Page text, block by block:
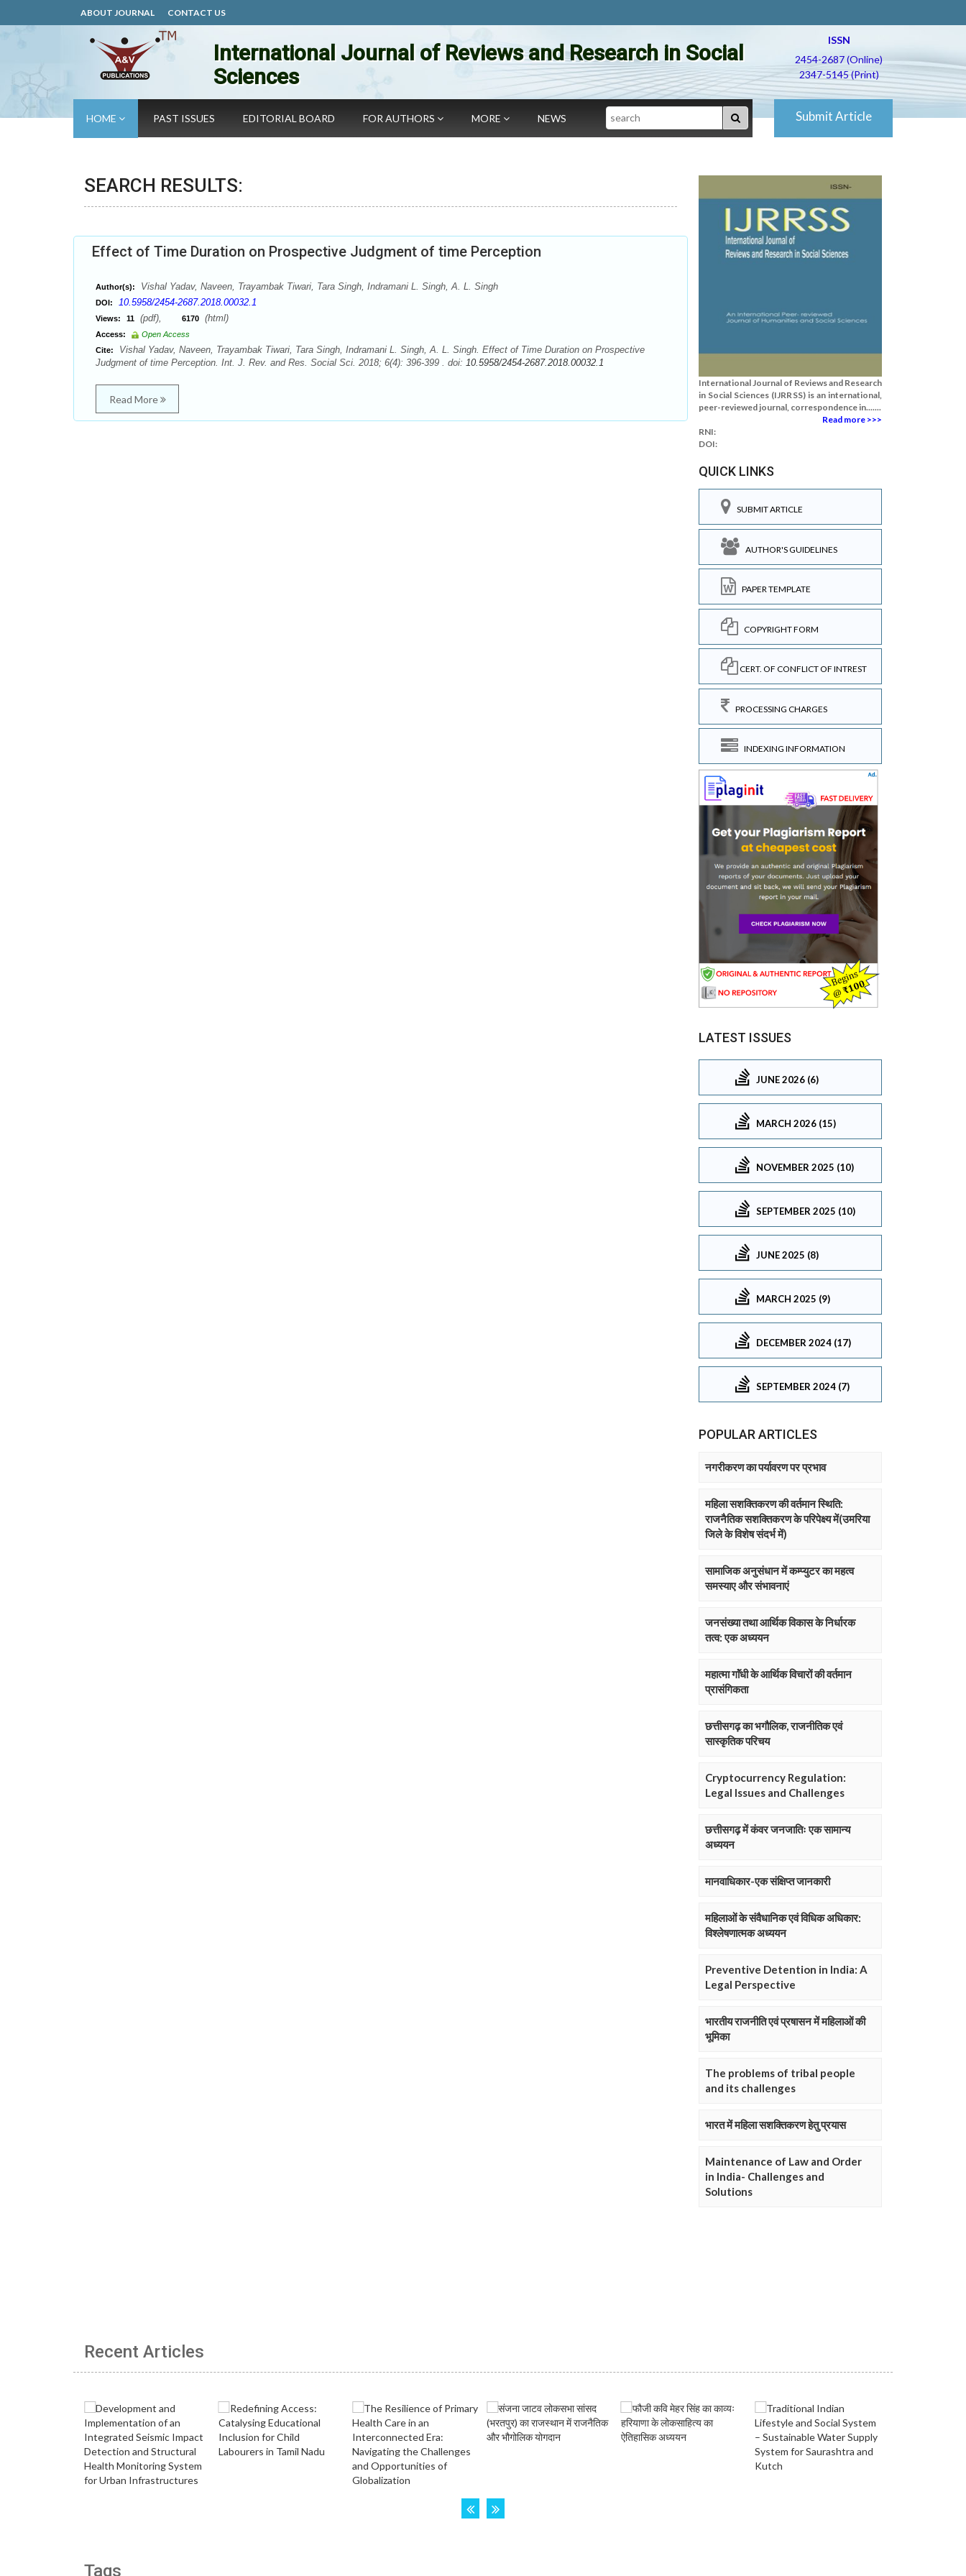
ABOUT JOURNAL CONTACT US
International Journal of Reviews and Research in Social
Sciences
ISSN
2454-2687 (Online)
2347-5145 (Print)
HOME PAST ISSUES EDITORIAL BOARD FOR AUTHORS MORE NEWS Search Submit Article
SEARCH RESULTS:
Effect of Time Duration on Prospective Judgment of time Perception
Author(s): Vishal Yadav, Naveen, Trayambak Tiwari, Tara Singh, Indramani L. Singh, A. L. Singh
DOI: 10.5958/2454-2687.2018.00032.1
Views: 11 (pdf), 6170 (html)
Access:
Open Access
Cite:
Vishal Yadav, Naveen, Trayambak Tiwari, Tara Singh, Indramani L. Singh, A. L. Singh. Effect of Time Duration on Prospective
Judgment of time Perception. Int. J. Rev. and Res. Social Sci. 2018; 6(4): 396-399 . doi: 10.5958/2454-2687.2018.00032.1
Read More
International Journal of Reviews and Research
in Social Sciences (IJRRSS) is an international,
peer-reviewed journal, correspondence in.......
Read more >>>
RNI:
DOI:
QUICK LINKS
SUBMIT ARTICLE
AUTHOR'S GUIDELINES
PAPER TEMPLATE
COPYRIGHT FORM
CERT. OF CONFLICT OF INTREST
PROCESSING CHARGES
INDEXING INFORMATION
LATEST ISSUES
JUNE 2026 (6)
MARCH 2026 (15)
NOVEMBER 2025 (10)
SEPTEMBER 2025 (10)
JUNE 2025 (8)
MARCH 2025 (9)
DECEMBER 2024 (17)
SEPTEMBER 2024 (7)
POPULAR ARTICLES
नगरीकरण का पर्यावरण पर प्रभाव
महिला सशक्तिकरण की वर्तमान स्थिति:
राजनैतिक सशक्तिकरण के परिपेक्ष्य में(उमरिया
जिले के विशेष संदर्भ में)
सामाजिक अनुसंधान में कम्प्युटर का महत्व
समस्याए और संभावनाएं
जनसंख्या तथा आर्थिक विकास के निर्धारक
तत्व: एक अध्ययन
महात्मा गाॅंधी के आर्थिक विचारों की वर्तमान
प्रासंगिकता
छत्तीसगढ़ का भगौलिक, राजनीतिक एवं
सास्कृतिक परिचय
Cryptocurrency Regulation:
Legal Issues and Challenges
छत्तीसगढ़ में कंवर जनजातिः एक सामान्य
अध्ययन
मानवाधिकार-एक संक्षिप्त जानकारी
महिलाओं के संवैधानिक एवं विधिक अधिकार:
विश्लेषणात्मक अध्ययन
Preventive Detention in India: A
Legal Perspective
भारतीय राजनीति एवं प्रषासन में महिलाओं की
भूमिका
The problems of tribal people
and its challenges
भारत में महिला सशक्तिकरण हेतु प्रयास
Maintenance of Law and Order
in India- Challenges and
Solutions
Recent Articles
Tags